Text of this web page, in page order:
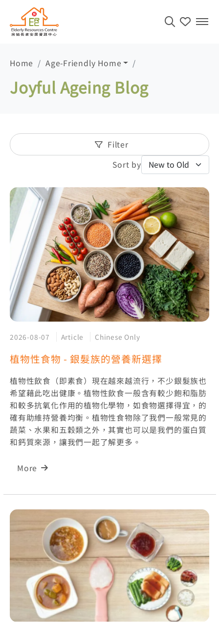
Home Age-Friendly Home
Joyful Ageing Blog
Filter
Sort by
2026-08-07 Article Chinese Only
植物性食物 - 銀髮族的營養新選擇
植物性飲食（即素食）現在越來越流行，不少銀髮族也
希望藉此吃出健康。植物性飲食一般含有較少飽和脂肪
和較多抗氧化作用的植物化學物，如食物選擇得宜，的
確有助維持營養均衡。植物性食物除了我們一般常見的
蔬菜、水果和五穀類之外，其實也可以是我們的蛋白質
和鈣質來源，讓我們一起了解更多。
More